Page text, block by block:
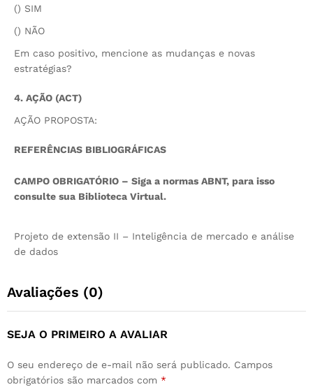
() SIM
() NÃO
Em caso positivo, mencione as mudanças e novas
estratégias?
4. AÇÃO (ACT)
AÇÃO PROPOSTA:
REFERÊNCIAS BIBLIOGRÁFICAS
CAMPO OBRIGATÓRIO – Siga a normas ABNT, para isso
consulte sua Biblioteca Virtual.
Projeto de extensão II – Inteligência de mercado e análise
de dados
Avaliações (0)
SEJA O PRIMEIRO A AVALIAR
O seu endereço de e-mail não será publicado. Campos
obrigatórios são marcados com *